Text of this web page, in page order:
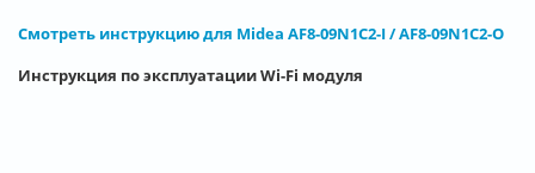
Смотреть инструкцию для Midea AF8-09N1C2-I / AF8-09N1C2-O
Инструкция по эксплуатации Wi-Fi модуля